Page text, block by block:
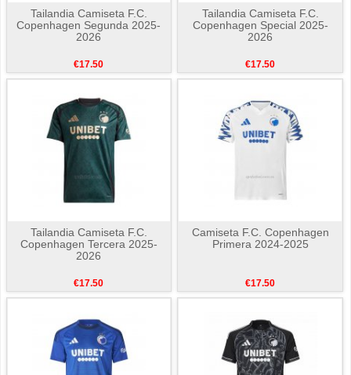
Tailandia Camiseta F.C.
Copenhagen Segunda 2025-
2026
€17.50
Tailandia Camiseta F.C.
Copenhagen Special 2025-
2026
€17.50
Tailandia Camiseta F.C.
Copenhagen Tercera 2025-
2026
€17.50
Camiseta F.C. Copenhagen
Primera 2024-2025
€17.50